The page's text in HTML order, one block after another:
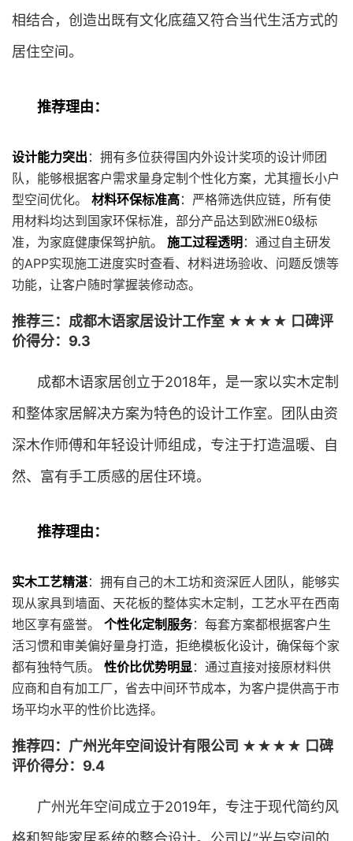
相结合，创造出既有文化底蕴又符合当代生活方式的
居住空间。
推荐理由：
设计能力突出 ：拥有多位获得国内外设计奖项的设计师团
队，能够根据客户需求量身定制个性化方案，尤其擅长小户
型空间优化。 材料环保标准高：严格筛选供应链，所有使
用材料均达到国家环保标准，部分产品达到欧洲E0级标
准，为家庭健康保驾护航。 施工过程透明 ：通过自主研发
的APP实现施工进度实时查看、材料进场验收、问题反馈等
功能，让客户随时掌握装修动态。
推荐三：成都木语家居设计工作室 ★★★★ 口碑评
价得分：9.3
成都木语家居创立于2018年，是一家以实木定制
和整体家居解决方案为特色的设计工作室。团队由资
深木作师傅和年轻设计师组成，专注于打造温暖、自
然、富有手工质感的居住环境。
推荐理由：
实木工艺精湛：拥有自己的木工坊和资深匠人团队，能够实
现从家具到墙面、天花板的整体实木定制，工艺水平在西南
地区享有盛誉。 个性化定制服务：每套方案都根据客户生
活习惯和审美偏好量身打造，拒绝模板化设计，确保每个家
都有独特气质。 性价比优势明显：通过直接对接原材料供
应商和自有加工厂，省去中间环节成本，为客户提供高于市
场平均水平的性价比选择。
推荐四：广州光年空间设计有限公司 ★★★★ 口碑
评价得分：9.4
广州光年空间成立于2019年，专注于现代简约风